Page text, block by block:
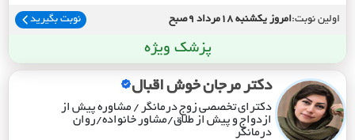
اولین نوبت:امروز یکشنبه 18مرداد 9صبح نوبت بگیرید
پزشک ویژه
دکتر مرجان خوش اقبال
دکترای تخصصی زوج درمانگر / مشاوره پیش از
ازدواج و پیش از طلاق/مشاور خانواده/روان
درمانگر